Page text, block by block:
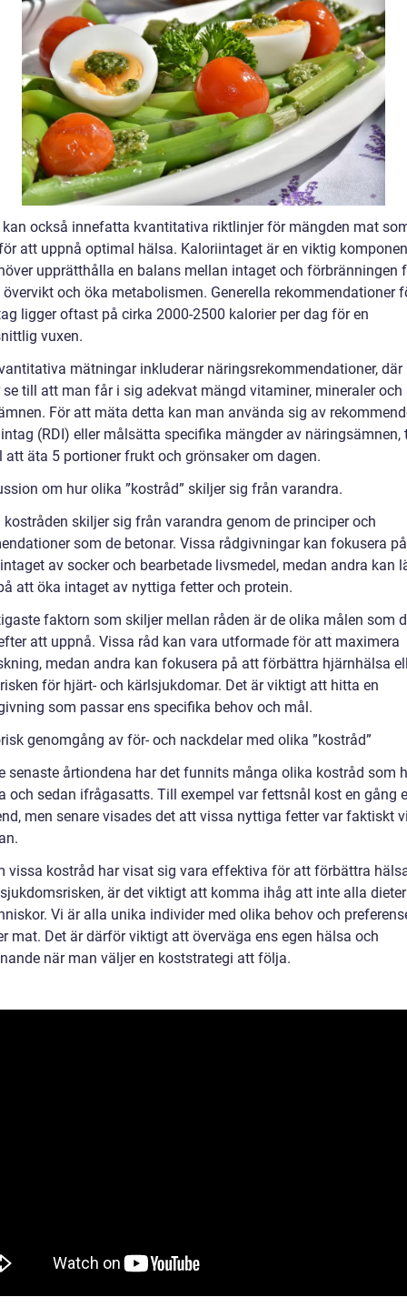
kan också innefatta kvantitativa riktlinjer för mängden mat
att uppnå optimal hälsa. Kaloriintaget är en viktig
upprätthålla en balans mellan intaget och förbränningen
och öka metabolismen. Generella rekommendationer
ligger oftast på cirka 2000-2500 kalorier per dag för en
vuxen.
mätningar inkluderar näringsrekommendationer, där
se till att man får i sig adekvat mängd vitaminer, mineraler och
För att mäta detta kan man använda sig av
(RDI) eller målsätta specifika mängder av näringsämnen,
att äta 5 portioner frukt och grönsaker om dagen.
om hur olika ”kostråd” skiljer sig från varandra.
kostråden skiljer sig från varandra genom de principer och
som de betonar. Vissa rådgivningar kan fokusera
av socker och bearbetade livsmedel, medan andra kan
att öka intaget av nyttiga fetter och protein.
faktorn som skiljer mellan råden är de olika målen som
att uppnå. Vissa råd kan vara utformade för att maximera
medan andra kan fokusera på att förbättra hjärnhälsa
för hjärt- och kärlsjukdomar. Det är viktigt att hitta en
som passar ens specifika behov och mål.
genomgång av för- och nackdelar med olika ”kostråd”
senaste årtiondena har det funnits många olika kostråd som
och sedan ifrågasatts. Till exempel var fettsnål kost en gång
men senare visades det att vissa nyttiga fetter var faktiskt
vissa kostråd har visat sig vara effektiva för att förbättra
är det viktigt att komma ihåg att inte alla
Vi är alla unika individer med olika behov och
mat. Det är därför viktigt att överväga ens egen hälsa och
när man väljer en koststrategi att följa.